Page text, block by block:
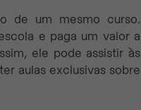
de um mesmo curso.
e paga um valor a
ele pode assistir às
aulas exclusivas sobre